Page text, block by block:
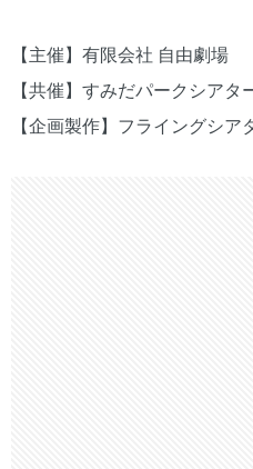
【主催】有限会社 自由劇
【共催】すみだパークシアタ
【企画製作】フライングシア